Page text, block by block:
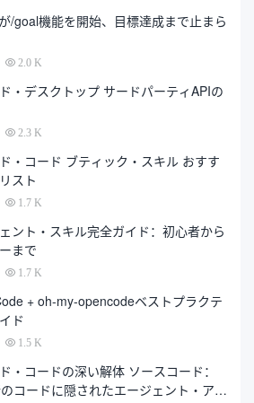
/goal機能を開始、目標達成まで止まら
2.0 K
・デスクトップ サードパーティAPIの
2.3 K
・コード ブティック・スキル おすす
スト
1.7 K
ント・スキル完全ガイド：初心者から
まで
1.7 K
+ oh-my-opencodeベストプラクテ
ド
1.5 K
・コードの深い解体 ソースコード：
コードに隠されたエージェント・アー